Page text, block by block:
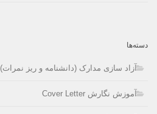
دسته‌ها
آزاد سازی مدارک (دانشنامه و ریز نمرات)
آموزش نگارش Cover Letter